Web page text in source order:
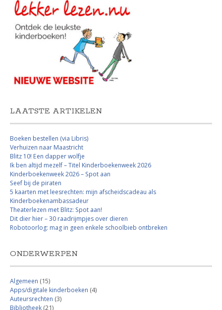
LAATSTE ARTIKELEN
Boeken bestellen (via Libris)
Verhuizen naar Maastricht
Blitz 10! Een dapper wolfje
Ik ben altijd mezelf – Titel Kinderboekenweek 2026
Kinderboekenweek 2026 – Spot aan
Seef bij de piraten
5 kaarten met leesrechten: mijn afscheidscadeau als
Kinderboekenambassadeur
Theaterlezen met Blitz: Spot aan!
Dit dier hier – 30 raadrijmpjes over dieren
Robotoorlog: mag in geen enkele schoolbieb ontbreken
ONDERWERPEN
Algemeen (15)
Apps/digitale kinderboeken (4)
Auteursrechten (3)
Bibliotheek (21)